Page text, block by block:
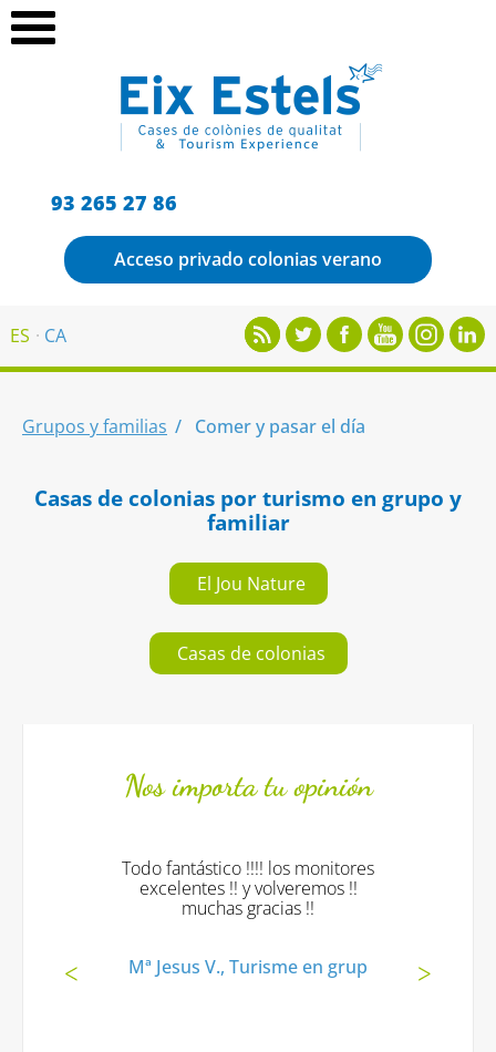
93 265 27 86
Acceso privado colonias verano
ES CA
Grupos y familias Comer y pasar el día
Casas de colonias por turismo en grupo y
familiar
El Jou Nature
Casas de colonias
Nos importa tu opinión
Todo fantástico !!!! los monitores
excelentes !! y volveremos !!
muchas gracias !!
Mª Jesus V., Turisme en grup